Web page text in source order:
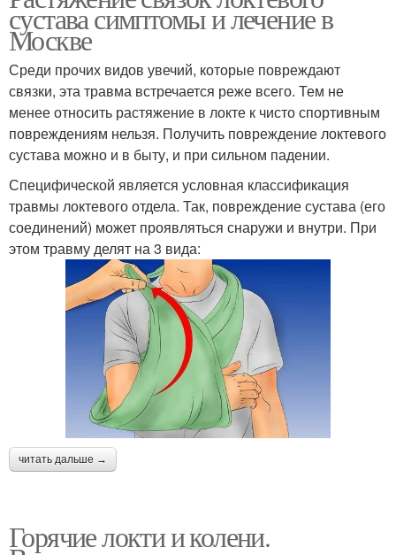
сустава симптомы и лечение в
Москве
Среди прочих видов увечий, которые повреждают
связки, эта травма встречается реже всего. Тем не
менее относить растяжение в локте к чисто спортивным
повреждениям нельзя. Получить повреждение локтевого
сустава можно и в быту, и при сильном падении.
Специфической является условная классификация
травмы локтевого отдела. Так, повреждение сустава (его
соединений) может проявляться снаружи и внутри. При
этом травму делят на 3 вида:
читать дальше →
Горячие локти и колени.